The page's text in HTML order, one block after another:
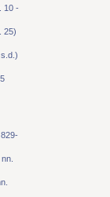
10 -
25)